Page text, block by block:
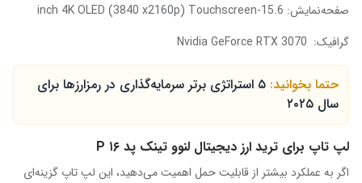
صفحه‌نمایش: 15.6-inch 4K OLED (3840 x2160p) Touchscreen
گرافیک: Nvidia GeForce RTX 3070
حتما بخوانید:
۵ استراتژی برتر سرمایه‌گذاری در رمزارزها برای
سال ۲۰۲۵
لپ تاپ برای ترید ارز دیجیتال لنوو تینک پد ۱۶ P
اگر به عملکرد بیشتر از قابلیت حمل اهمیت می‌دهید، این لپ تاپ گزینه‌ای